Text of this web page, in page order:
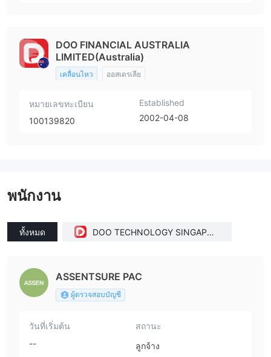
DOO FINANCIAL AUSTRALIA
LIMITED(Australia)
เคลื่อนไหว ออสเตรเลีย
หมายเลขทะเบียน
100139820
Established
2002-04-08
พนักงาน
ทั้งหมด
DOO TECHNOLOGY SINGAPOR
ASSENTSURE PAC
ผู้ตรวจสอบบัญชี
วันที่เริ่มต้น
--
สถานะ
ลูกจ้าง